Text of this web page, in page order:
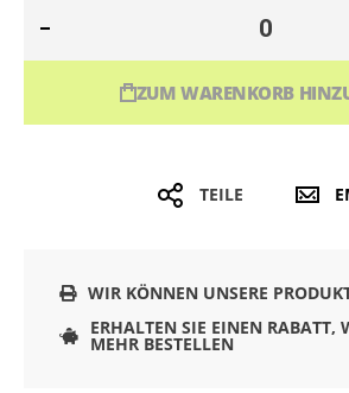
ZUM WARENKORB
TEILE
WIR KÖNNEN UNSERE
ERHALTEN SIE EINEN RABATT,
MEHR BESTELLEN